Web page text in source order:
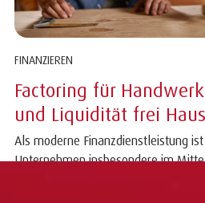
FINANZIEREN
Factoring für
und Liquidität frei Haus
Als moderne Finanzdienstleistung
Unternehmen insbesondere im